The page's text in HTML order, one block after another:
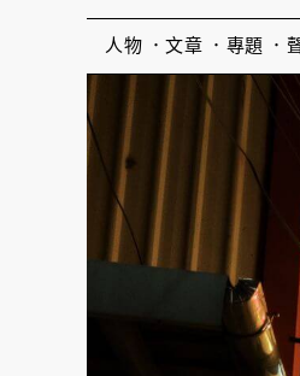
人物 文章 專題